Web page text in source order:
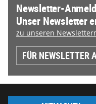
Newsletter-
Unser Newsletter
zu unseren
FÜR NEWSLETTER